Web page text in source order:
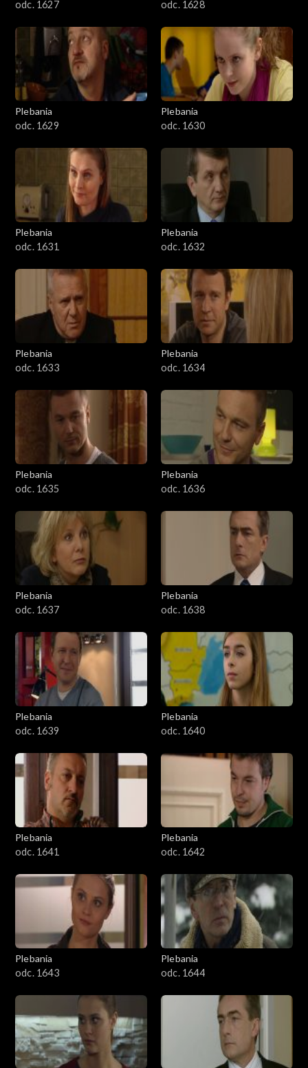
odc. 1627 odc. 1628
Plebania
odc. 1629
Plebania
odc. 1630
Plebania
odc. 1631
Plebania
odc. 1632
Plebania
odc. 1633
Plebania
odc. 1634
Plebania
odc. 1635
Plebania
odc. 1636
Plebania
odc. 1637
Plebania
odc. 1638
Plebania
odc. 1639
Plebania
odc. 1640
Plebania
odc. 1641
Plebania
odc. 1642
Plebania
odc. 1643
Plebania
odc. 1644